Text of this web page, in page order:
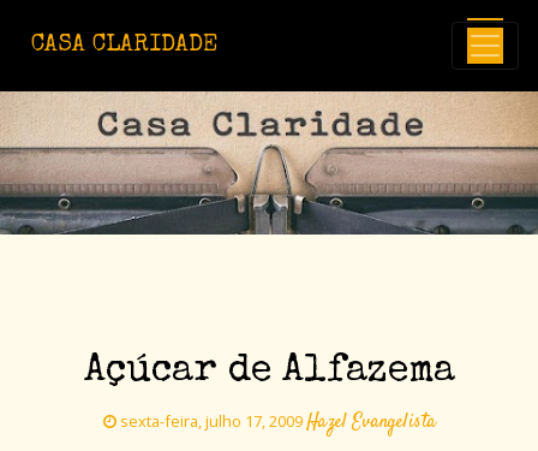
CASA CLARIDADE
Açúcar de Alfazema
sexta-feira, julho 17, 2009Hazel Evangelista